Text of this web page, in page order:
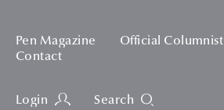
Pen Magazine Official Columnist
Contact
Login Search